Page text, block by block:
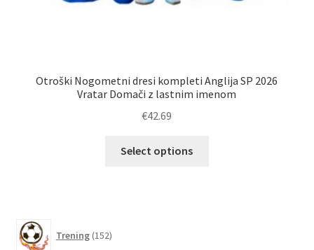
Otroški Nogometni dresi kompleti Anglija SP 2026
Vratar Domači z lastnim imenom
€42.69
Select options
Trening 152izdelkov